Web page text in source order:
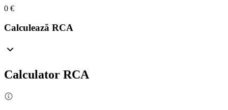
0 €
Calculează RCA
Calculator RCA